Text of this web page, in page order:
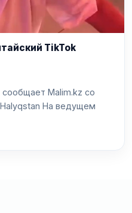
TikTok
Malim.kz со
На ведущем